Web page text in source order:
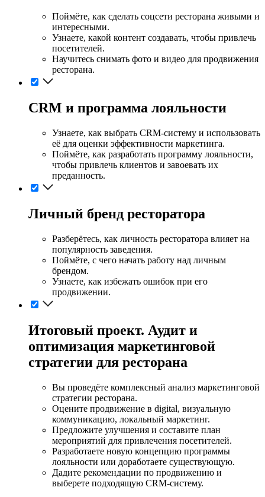
Поймёте, как сделать соцсети ресторана живыми и
интересными.
Узнаете, какой контент создавать, чтобы привлечь
посетителей.
Научитесь снимать фото и видео для продвижения
ресторана.
CRM и программа лояльности
Узнаете, как выбрать CRM-систему и использовать
её для оценки эффективности маркетинга.
Поймёте, как разработать программу лояльности,
чтобы привлечь клиентов и завоевать их
преданность.
Личный бренд ресторатора
Разберётесь, как личность ресторатора влияет на
популярность заведения.
Поймёте, с чего начать работу над личным
брендом.
Узнаете, как избежать ошибок при его
продвижении.
Итоговый проект. Аудит и
оптимизация маркетинговой
стратегии для ресторана
Вы проведёте комплексный анализ маркетинговой
стратегии ресторана.
Оцените продвижение в digital, визуальную
коммуникацию, локальный маркетинг.
Предложите улучшения и составите план
мероприятий для привлечения посетителей.
Разработаете новую концепцию программы
лояльности или доработаете существующую.
Дадите рекомендации по продвижению и
выберете подходящую CRM-систему.